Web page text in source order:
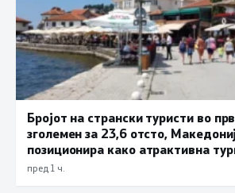
Бројот на странски туристи во
зголемен за 23,6 отсто,
позиционира како атрактивна
дестинација
пред 1 ч.